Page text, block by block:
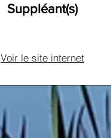
Suppléant(s)
Voir le site internet